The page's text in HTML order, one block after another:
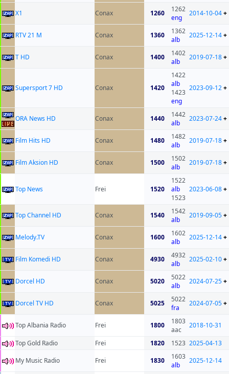
X1 Conax 1260
1262
eng
2014-10-04+
RTV 21 M Conax 1360
1362
alb
2025-12-14+
T HD Conax 1400
1402
alb
2019-07-18+
Supersport 7 HD Conax 1420
1422
alb
1423
eng
2023-09-12+
ORA News HD Conax 1440
1442
alb
2023-07-24+
Film Hits HD Conax 1480
1482
alb
2019-07-18+
Film Aksion HD Conax 1500
1502
alb
2019-07-18+
Top News Frei 1520
1522
alb
1523
2023-06-08+
Top Channel HD Conax 1540
1542
alb
2019-09-05+
Melody.TV Conax 1600
1602
alb
2025-12-14+
Film Komedi HD Conax 4930
4932
alb
2025-02-10+
Dorcel HD Conax 5020
5022
alb
2024-07-25+
Dorcel TV HD Conax 5025
5022
fra
2024-07-05+
Top Albania Radio Frei 1800
1803
aac
2018-10-31
Top Gold Radio Frei 1820 1523 2025-04-13
My Music Radio
Frei 1830
1603
alb
2025-12-14